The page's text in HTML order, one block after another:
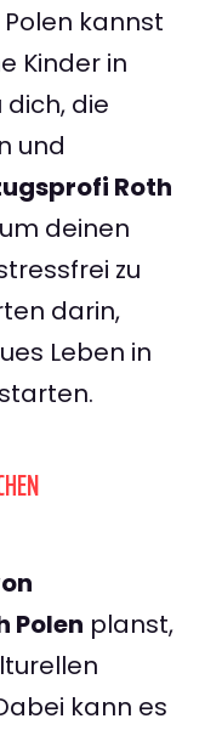
kannst
Kinder in
die
und
Roth
um deinen
zu
darin,
Leben in
Polen planst,
kann es